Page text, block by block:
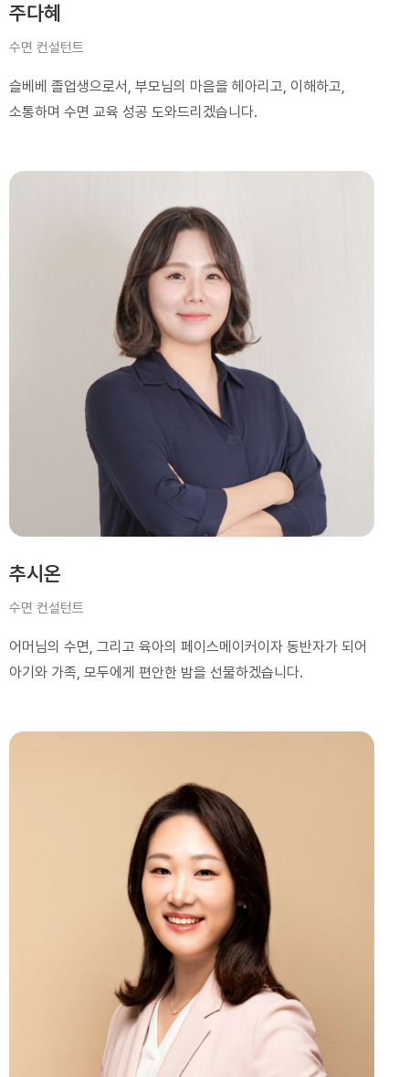
주다혜
수면 컨설턴트
슬베베 졸업생으로서, 부모님의 마음을 헤아리고, 이해하고,
소통하며 수면 교육 성공 도와드리겠습니다.
추시온
수면 컨설턴트
어머님의 수면, 그리고 육아의 페이스메이커이자 동반자가 되어
아기와 가족, 모두에게 편안한 밤을 선물하겠습니다.